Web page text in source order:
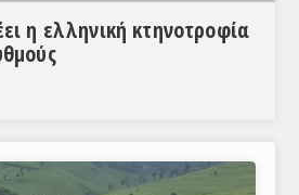
η ελληνική κτηνοτροφία